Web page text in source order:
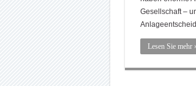
Gesellschaft –
Lesen Sie mehr